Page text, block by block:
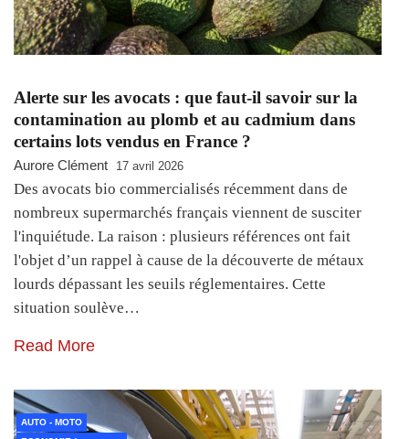
Alerte sur les avocats : que faut-il savoir sur la
contamination au plomb et au cadmium dans
certains lots vendus en France ?
Aurore Clément 17 avril 2026
Des avocats bio commercialisés récemment dans de
nombreux supermarchés français viennent de susciter
l'inquiétude. La raison : plusieurs références ont fait
l'objet d’un rappel à cause de la découverte de métaux
lourds dépassant les seuils réglementaires. Cette
situation soulève…
Read More
AUTO - MOTO